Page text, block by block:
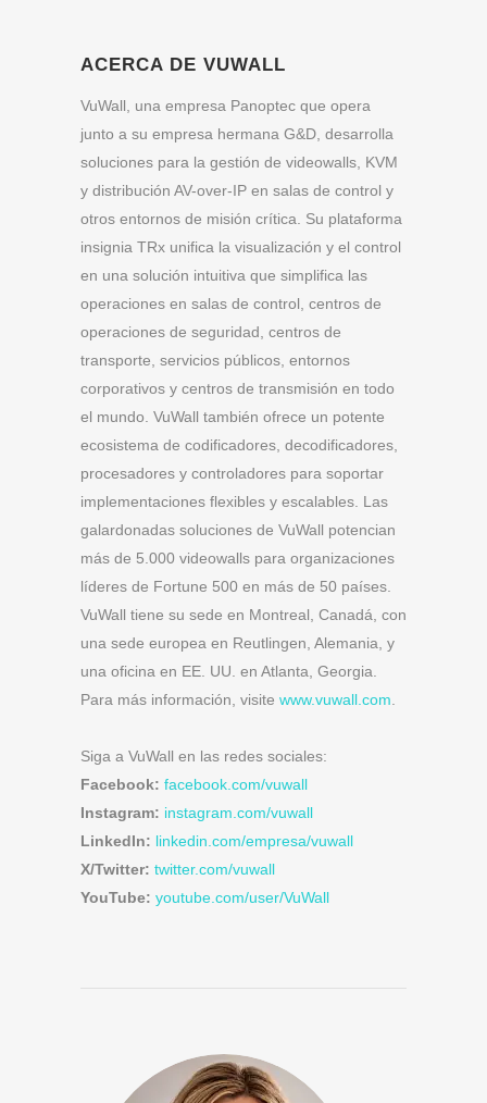
ACERCA DE VUWALL
VuWall, una empresa Panoptec que opera
junto a su empresa hermana G&D, desarrolla
soluciones para la gestión de videowalls, KVM
y distribución AV-over-IP en salas de control y
otros entornos de misión crítica. Su plataforma
insignia TRx unifica la visualización y el control
en una solución intuitiva que simplifica las
operaciones en salas de control, centros de
operaciones de seguridad, centros de
transporte, servicios públicos, entornos
corporativos y centros de transmisión en todo
el mundo. VuWall también ofrece un potente
ecosistema de codificadores, decodificadores,
procesadores y controladores para soportar
implementaciones flexibles y escalables. Las
galardonadas soluciones de VuWall potencian
más de 5.000 videowalls para organizaciones
líderes de Fortune 500 en más de 50 países.
VuWall tiene su sede en Montreal, Canadá, con
una sede europea en Reutlingen, Alemania, y
una oficina en EE. UU. en Atlanta, Georgia.
Para más información, visite www.vuwall.com
Siga a VuWall en las redes sociales:
Facebook: facebook.com/vuwall
Instagram: instagram.com/vuwall
LinkedIn: linkedin.com/empresa/vuwall
X/Twitter: twitter.com/vuwall
YouTube: youtube.com/user/VuWall